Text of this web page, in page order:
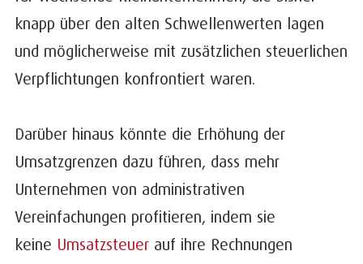
knapp über den alten Schwellenwerten lagen
und möglicherweise mit zusätzlichen steuerlichen
Verpflichtungen konfrontiert waren.
Darüber hinaus könnte die Erhöhung der
Umsatzgrenzen dazu führen, dass mehr
Unternehmen von administrativen
Vereinfachungen profitieren, indem sie
keine Umsatzsteuer auf ihre Rechnungen